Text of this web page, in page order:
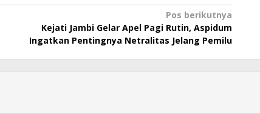
Pos berikutnya
Kejati Jambi Gelar Apel Pagi Rutin, Aspidum
Ingatkan Pentingnya Netralitas Jelang Pemilu